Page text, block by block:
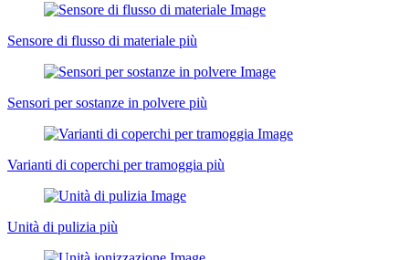
Sensore di flusso di materiale più
Sensori per sostanze in polvere più
Varianti di coperchi per tramoggia più
Unità di pulizia più